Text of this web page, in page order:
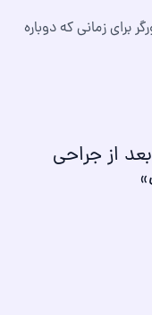
برای زمانی که دوباره
بعد از جراحی